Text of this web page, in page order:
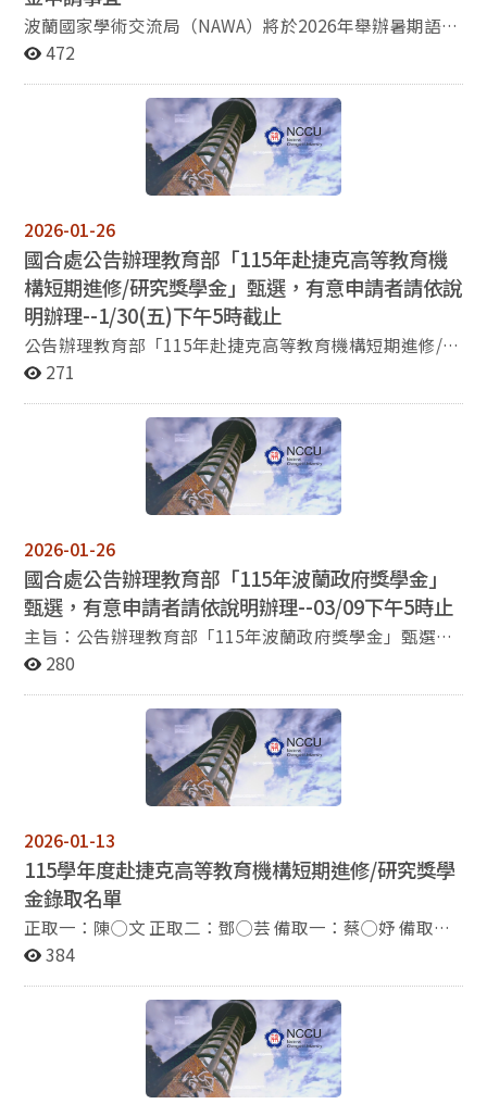
波蘭國家學術交流局（NAWA）將於2026年舉辦暑期語言
課程。NAWA提供免費課程及食宿。相關內容請參考
summer-courses 有意參與者請自行向各大學申請，或洽
詢本系向貝娜煦老師（Karolina Bednarz，email:
bednarz@nccu.edu.tw）。
472
2026-01-26
國合處公告辦理教育部「115年赴捷克高等教育機
構短期進修/研究獎學金」甄選，有意申請者請依說
明辦理--1/30(五)下午5時截止
公告辦理教育部「115年赴捷克高等教育機構短期進修/研
究獎學金」甄選，有意申請者請依說明辦理--1/30(五)下
(三)字第1152500105號函辦理。。 2. 旨揭獎學金由「捷
克教育、青年及體育部」提供，受獎者應於115年 9 月或
10 月起赴捷克高等教育機構進行 5 個月或 10 個月之進修/
研究，申請規定及其他應遵守事項，請參考甄選簡章，如
（含）以上之在學學生（需具中華民國國籍）。 (三) 受理
申請時間：即日起至115年1月30日（星期五）下午5時
止。 (四) 申請文件繳交方式：請依教育部甄選簡章中第七
項，備妥申請文件1份。文件以單面列印，依簡章所列順
序排列，以迴紋針固定即可，勿裝訂。請於截止時間前將
申請文件親送或郵寄至國合處丘小姐彙辦，郵寄時應預估
寄送所需時間，確定文件可於截止時間前送達，逾時恕不
成績及語文成績證明擇優決定本校推薦人選。 5. 考量赴捷
克短期進修/研究效益，倘逢捷克當地疫情、天災等不可
抗力因素，本獎學金保有延期、變更或中止之權利。 6. 請
作業時間辦理。教育部甄選簡章及其他附件請自行下載，
如有疑問請洽國合處丘小姐（分機67465，
yushan99@nccu.edu.tw）。 相關表件請至國合處網頁公
告下載。
271
2026-01-26
國合處公告辦理教育部「115年波蘭政府獎學金」
甄選，有意申請者請依說明辦理--03/09下午5時止
主旨：​公告辦理教育部「115年波蘭政府獎學金」甄選，
有意申請者請依說明辦理，請查照。 說明：​​ 一、依據教
流總署提供受獎生赴波蘭就讀語言先修課程獎學金，申請
規定及其他應遵守事項，請參照教育部甄選簡章，如附件
(一) 推薦名額：5名。 (二) 申請類別與資格：請參照教育
3月9日（星期一）下午5時止。 (四) 申請文件繳交方式：
請依教育部甄選簡章中第八項，備妥申請文件一份。文件
以單面列印，依簡章所列順序排列，以迴紋針固定即可，
勿裝訂。請於截止時間前將申請文件親送或郵寄至國合處
丘小姐彙辦，郵寄時應預估寄送所需時間，確定文件可於
截止時間前送達，逾時恕不受理。 四、如申請人數超過推
薦名額，將優先考量114-2學期為政大在學學生，具波語
成績者為先，次為具英語成績者。再依各學期學業總平均
成績及語言成績高低排序，擇優決定本校推薦人選。 五、
考量語文研習效益，若因波蘭當地疫情、天災等不可抗力
因素，本獎學金保有延期、變更或中止之權利。 六、本獎
280
2026-01-13
115學年度赴捷克高等教育機構短期進修/研究獎學
金錄取名單
正取一：陳◯文 正取二：鄧◯芸 備取一：蔡◯妤 備取
384